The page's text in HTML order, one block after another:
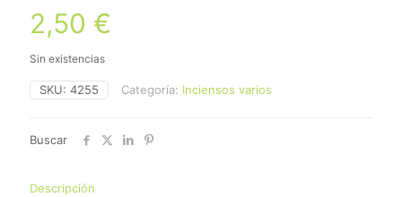
2,50 €
Sin existencias
SKU: 4255 Categoría: Inciensos varios
Buscar
Descripción